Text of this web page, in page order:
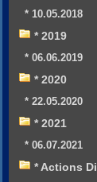
* 10.05.2018
* 2019
* 06.06.2019
* 2020
* 22.05.2020
* 2021
* 06.07.2021
* Actions